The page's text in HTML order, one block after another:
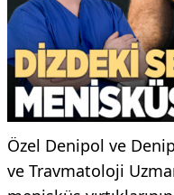
Özel Denipol ve
ve Travmatoloji